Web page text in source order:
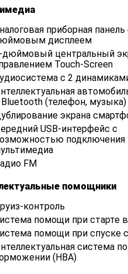
приборная панель
дисплеем
дюймовый центральный
Touch-Screen
с 2
(телефон, музыка)
экрана
USB-интерфейс с
подключения
FM
помощники
контроль
помощи при старте в
помощи при спуске
система
(HBA)